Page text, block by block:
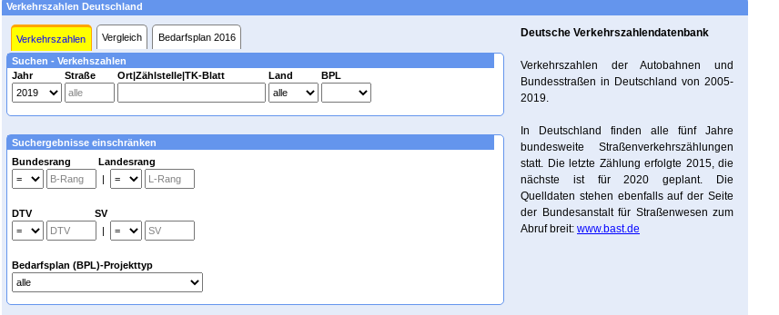
Verkehrszahlen Deutschland
Verkehrszahlen Vergleich Bedarfsplan 2016
Suchen - Verkehszahlen
Jahr
Straße Ort|Zählstelle|TK-Blatt Land BPL
Suchergebnisse einschränken
Bundesrang Landesrang
|
DTV SV
|
Bedarfsplan (BPL)-Projekttyp
Deutsche Verkehrszahlendatenbank
Verkehrszahlen der Autobahnen und
Bundesstraßen in Deutschland von 2005-
2019.
In Deutschland finden alle fünf Jahre
bundesweite Straßenverkehrszählungen
statt. Die letzte Zählung erfolgte 2015, die
nächste ist für 2020 geplant. Die
Quelldaten stehen ebenfalls auf der Seite
der Bundesanstalt für Straßenwesen zum
Abruf breit: www.bast.de